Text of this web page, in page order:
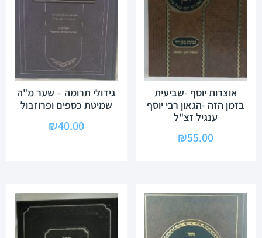
אוצרות יוסף -שביעית
בזמן הזה -הגאון רבי יוסף
ענגיל זצ"ל
₪55.00
גידולי תרומה – שער מ"ה
שמיטת כספים ופרוזבול
₪40.00